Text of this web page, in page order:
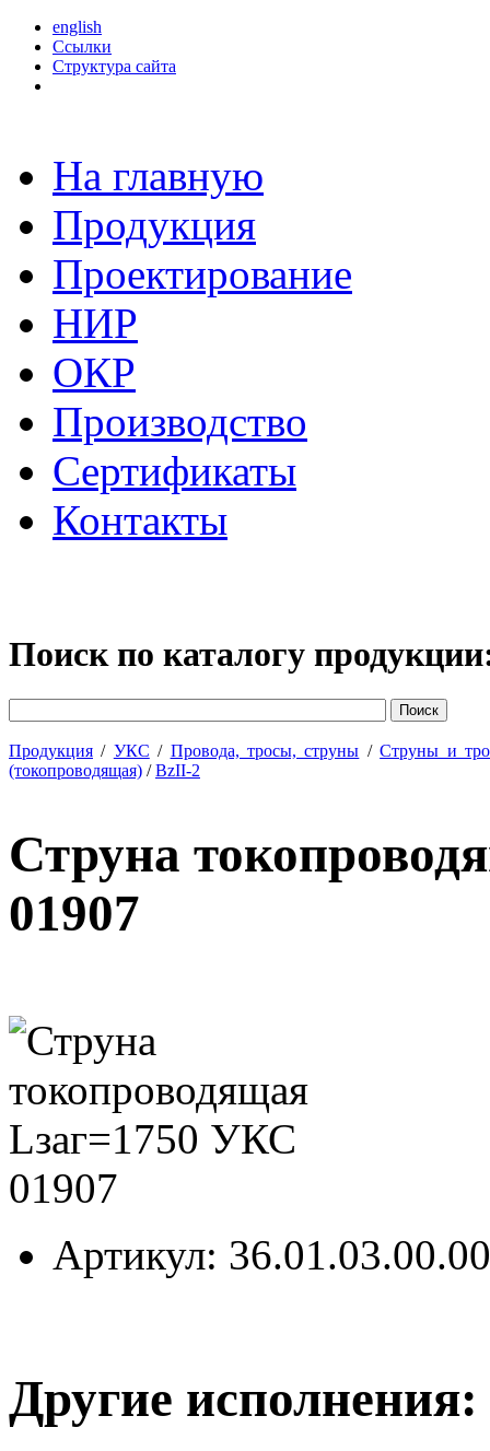
english
Ссылки
Структура сайта
На главную
Продукция
Проектирование
НИР
ОКР
Производство
Сертификаты
Контакты
Поиск по каталогу
Продукция / УКС / Провода, тросы, струны /Струны и
(токопроводящая) /BzII-2
Струна
01907
Артикул:
Другие исполнения: